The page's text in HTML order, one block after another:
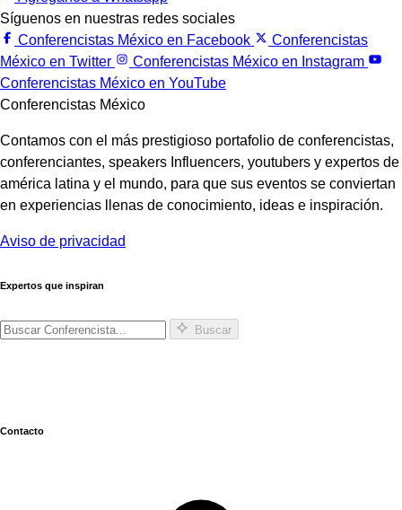
Síguenos en nuestras redes sociales
Conferencistas México en Facebook
Conferencistas
México en Twitter
Conferencistas México en Instagram
Conferencistas México en YouTube
Conferencistas México
Contamos con el más prestigioso portafolio de conferencistas,
conferenciantes, speakers Influencers, youtubers y expertos de
américa latina y el mundo, para que sus eventos se conviertan
en experiencias llenas de conocimiento, ideas e inspiración.
Aviso de privacidad
Expertos que inspiran
Buscar
Contacto